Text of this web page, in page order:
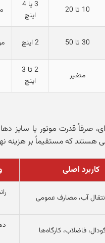
10 تا 20
3 یا 4
اینچ
30 تا 50 2 اینچ
متغیر
2 تا 3
اینچ
صرفاً قدرت موتور یا سایز
که مستقیماً بر هزینه
کاربرد اصلی
انتقال آب، مصارف عمومی
فاضلاب، کارگاه‌ها